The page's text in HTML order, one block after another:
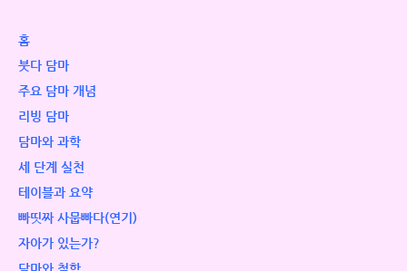
홈
붓다 담마
주요 담마 개념
리빙 담마
담마와 과학
세 단계 실천
테이블과 요약
빠띳짜 사뭅빠다(연기)
자아가 있는가?